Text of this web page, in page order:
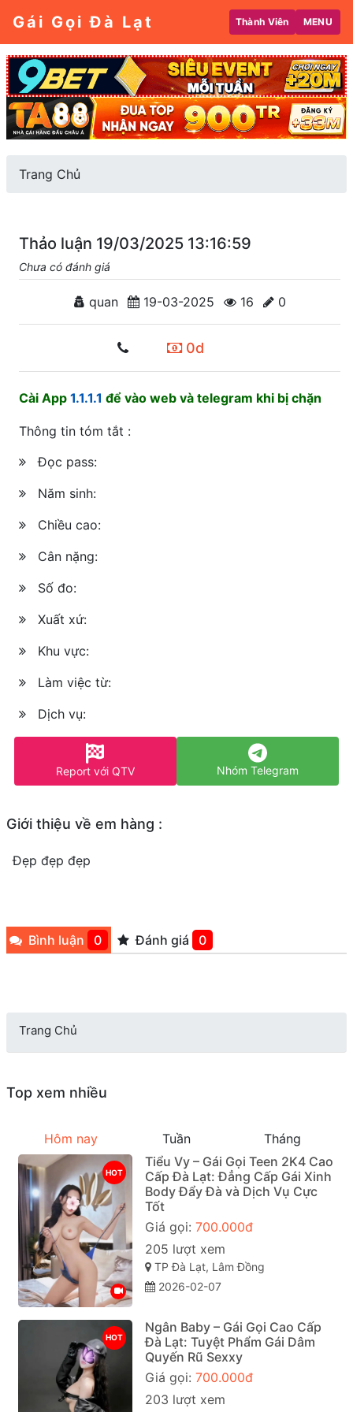
Gái Gọi Đà Lạt Thành Viên MENU
Trang Chủ
Thảo luận 19/03/2025 13:16:59
Chưa có đánh giá
quan 19-03-2025 16 0
0d
Cài App 1.1.1.1 để vào web và telegram khi bị chặn
Thông tin tóm tắt :
Đọc pass:
Năm sinh:
Chiều cao:
Cân nặng:
Số đo:
Xuất xứ:
Khu vực:
Làm việc từ:
Dịch vụ:
Report với QTV Nhóm Telegram
Giới thiệu về em hàng :
Đẹp đẹp đẹp
Bình luận 0 Đánh giá 0
Trang Chủ
Top xem nhiều
Hôm nay Tuần Tháng
HOT
Tiểu Vy – Gái Gọi Teen 2K4 Cao
Cấp Đà Lạt: Đẳng Cấp Gái Xinh
Body Đẩy Đà và Dịch Vụ Cực
Tốt
Giá gọi: 700.000đ
205 lượt xem
TP Đà Lạt, Lâm Đồng
2026-02-07
HOT
Ngân Baby – Gái Gọi Cao Cấp
Đà Lạt: Tuyệt Phẩm Gái Dâm
Quyến Rũ Sexxy
Giá gọi: 700.000đ
203 lượt xem